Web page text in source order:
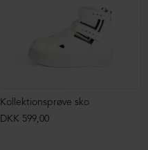
Kollektionsprøve sko
DKK 599,00